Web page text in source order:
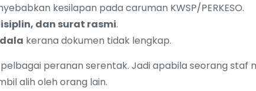
kesilapan pada caruman KWSP/PERKESO.
dan surat rasmi.
kerana dokumen tidak lengkap.
peranan serentak. Jadi apabila seorang staf
alih oleh orang lain.